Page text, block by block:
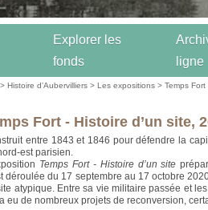
Explorer les
fonds
ligne
>Histoire d’Aubervilliers>Les expositions > Temps Fort
Fort - Histoire d’un site,
entre 1843 et 1846 pour défendre la
est parisien.
Temps Fort - Histoire d’un site
déroulée du 17 septembre au 17 octobre
atypique. Entre sa vie militaire passée et
eu de nombreux projets de reconversion,